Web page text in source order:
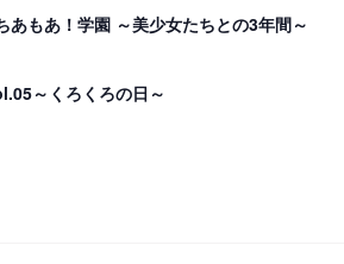
あもあ！学園 ～美少女たちとの3年間～
～くろくろの日～